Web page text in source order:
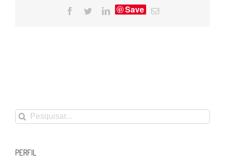
Facebook
TwitterLinkedIn
Save
E-
Buscar
resultados
PERFIL